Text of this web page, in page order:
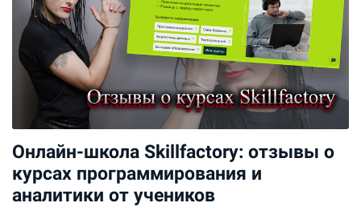
Онлайн-школа Skillfactory: отзывы о
курсах программирования и
аналитики от учеников